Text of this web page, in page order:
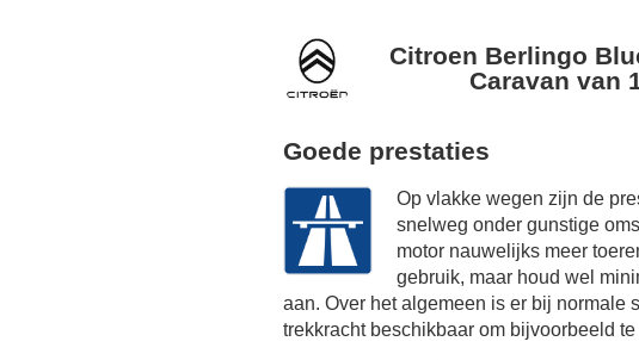
Citroen Berlingo
Caravan van
Goede prestaties
Op vlakke wegen zijn de
snelweg onder gunstige
motor nauwelijks meer
gebruik, maar houd wel
aan. Over het algemeen is er bij normale
trekkracht beschikbaar om bijvoorbeeld